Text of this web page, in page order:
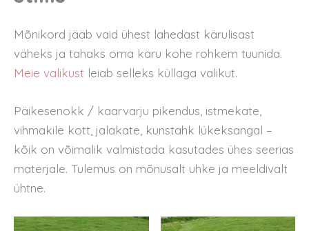
Mõnikord jääb vaid ühest lahedast kärulisast
väheks ja tahaks oma käru kohe rohkem tuunida.
Meie valikust leiab selleks küllaga valikut.
Päikesenokk / kaarvarju pikendus, istmekate,
vihmakile kott, jalakate, kunstahk lükeksangal –
kõik on võimalik valmistada kasutades ühes seerias
materjale. Tulemus on mõnusalt uhke ja meeldivalt
ühtne.